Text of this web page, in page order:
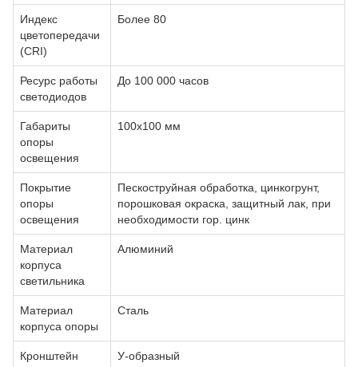
Индекс
цветопередачи
(CRI)
Более 80
Ресурс работы
светодиодов
До 100 000 часов
Габариты
опоры
освещения
100х100 мм
Покрытие
опоры
освещения
Пескоструйная обработка, цинкогрунт,
порошковая окраска, защитный лак, при
необходимости гор. цинк
Материал
корпуса
светильника
Алюминий
Материал
корпуса опоры
Сталь
Кронштейн
У-образный